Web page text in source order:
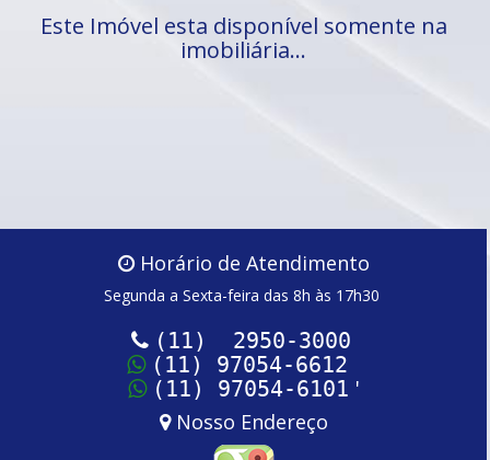
Este Imóvel esta disponível somente na
imobiliária...
Horário de Atendimento
Segunda a Sexta-feira das 8h às 17h30
(11) 2950-3000
(11) 97054-6612
(11) 97054-6101 '
Nosso Endereço